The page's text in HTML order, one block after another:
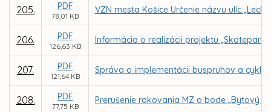
205. PDF
78,01 KB
VZN mesta Košice Určenie názvu ulíc
206. PDF
126,63 KB
Informácia o realizácii projektu „Skatepark
207. PDF
121,64 KB
Správa o implementácii buspruhov a
208. PDF
77,75 KB
Prerušenie rokovania MZ o bode „Bytový